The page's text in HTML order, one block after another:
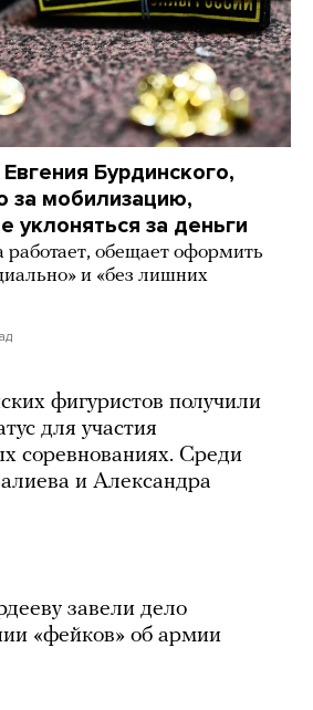
Бурдинского,
за мобилизацию,
уклоняться за деньги
обещает оформить
и «без лишних
фигуристов получили
для участия
соревнованиях. Среди
и Александра
завели дело
«фейков» об армии